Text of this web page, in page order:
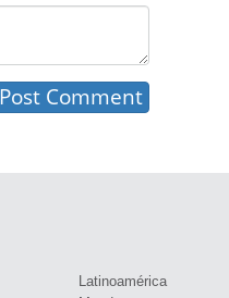
Latinoamérica